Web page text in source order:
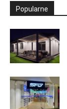
Popularne